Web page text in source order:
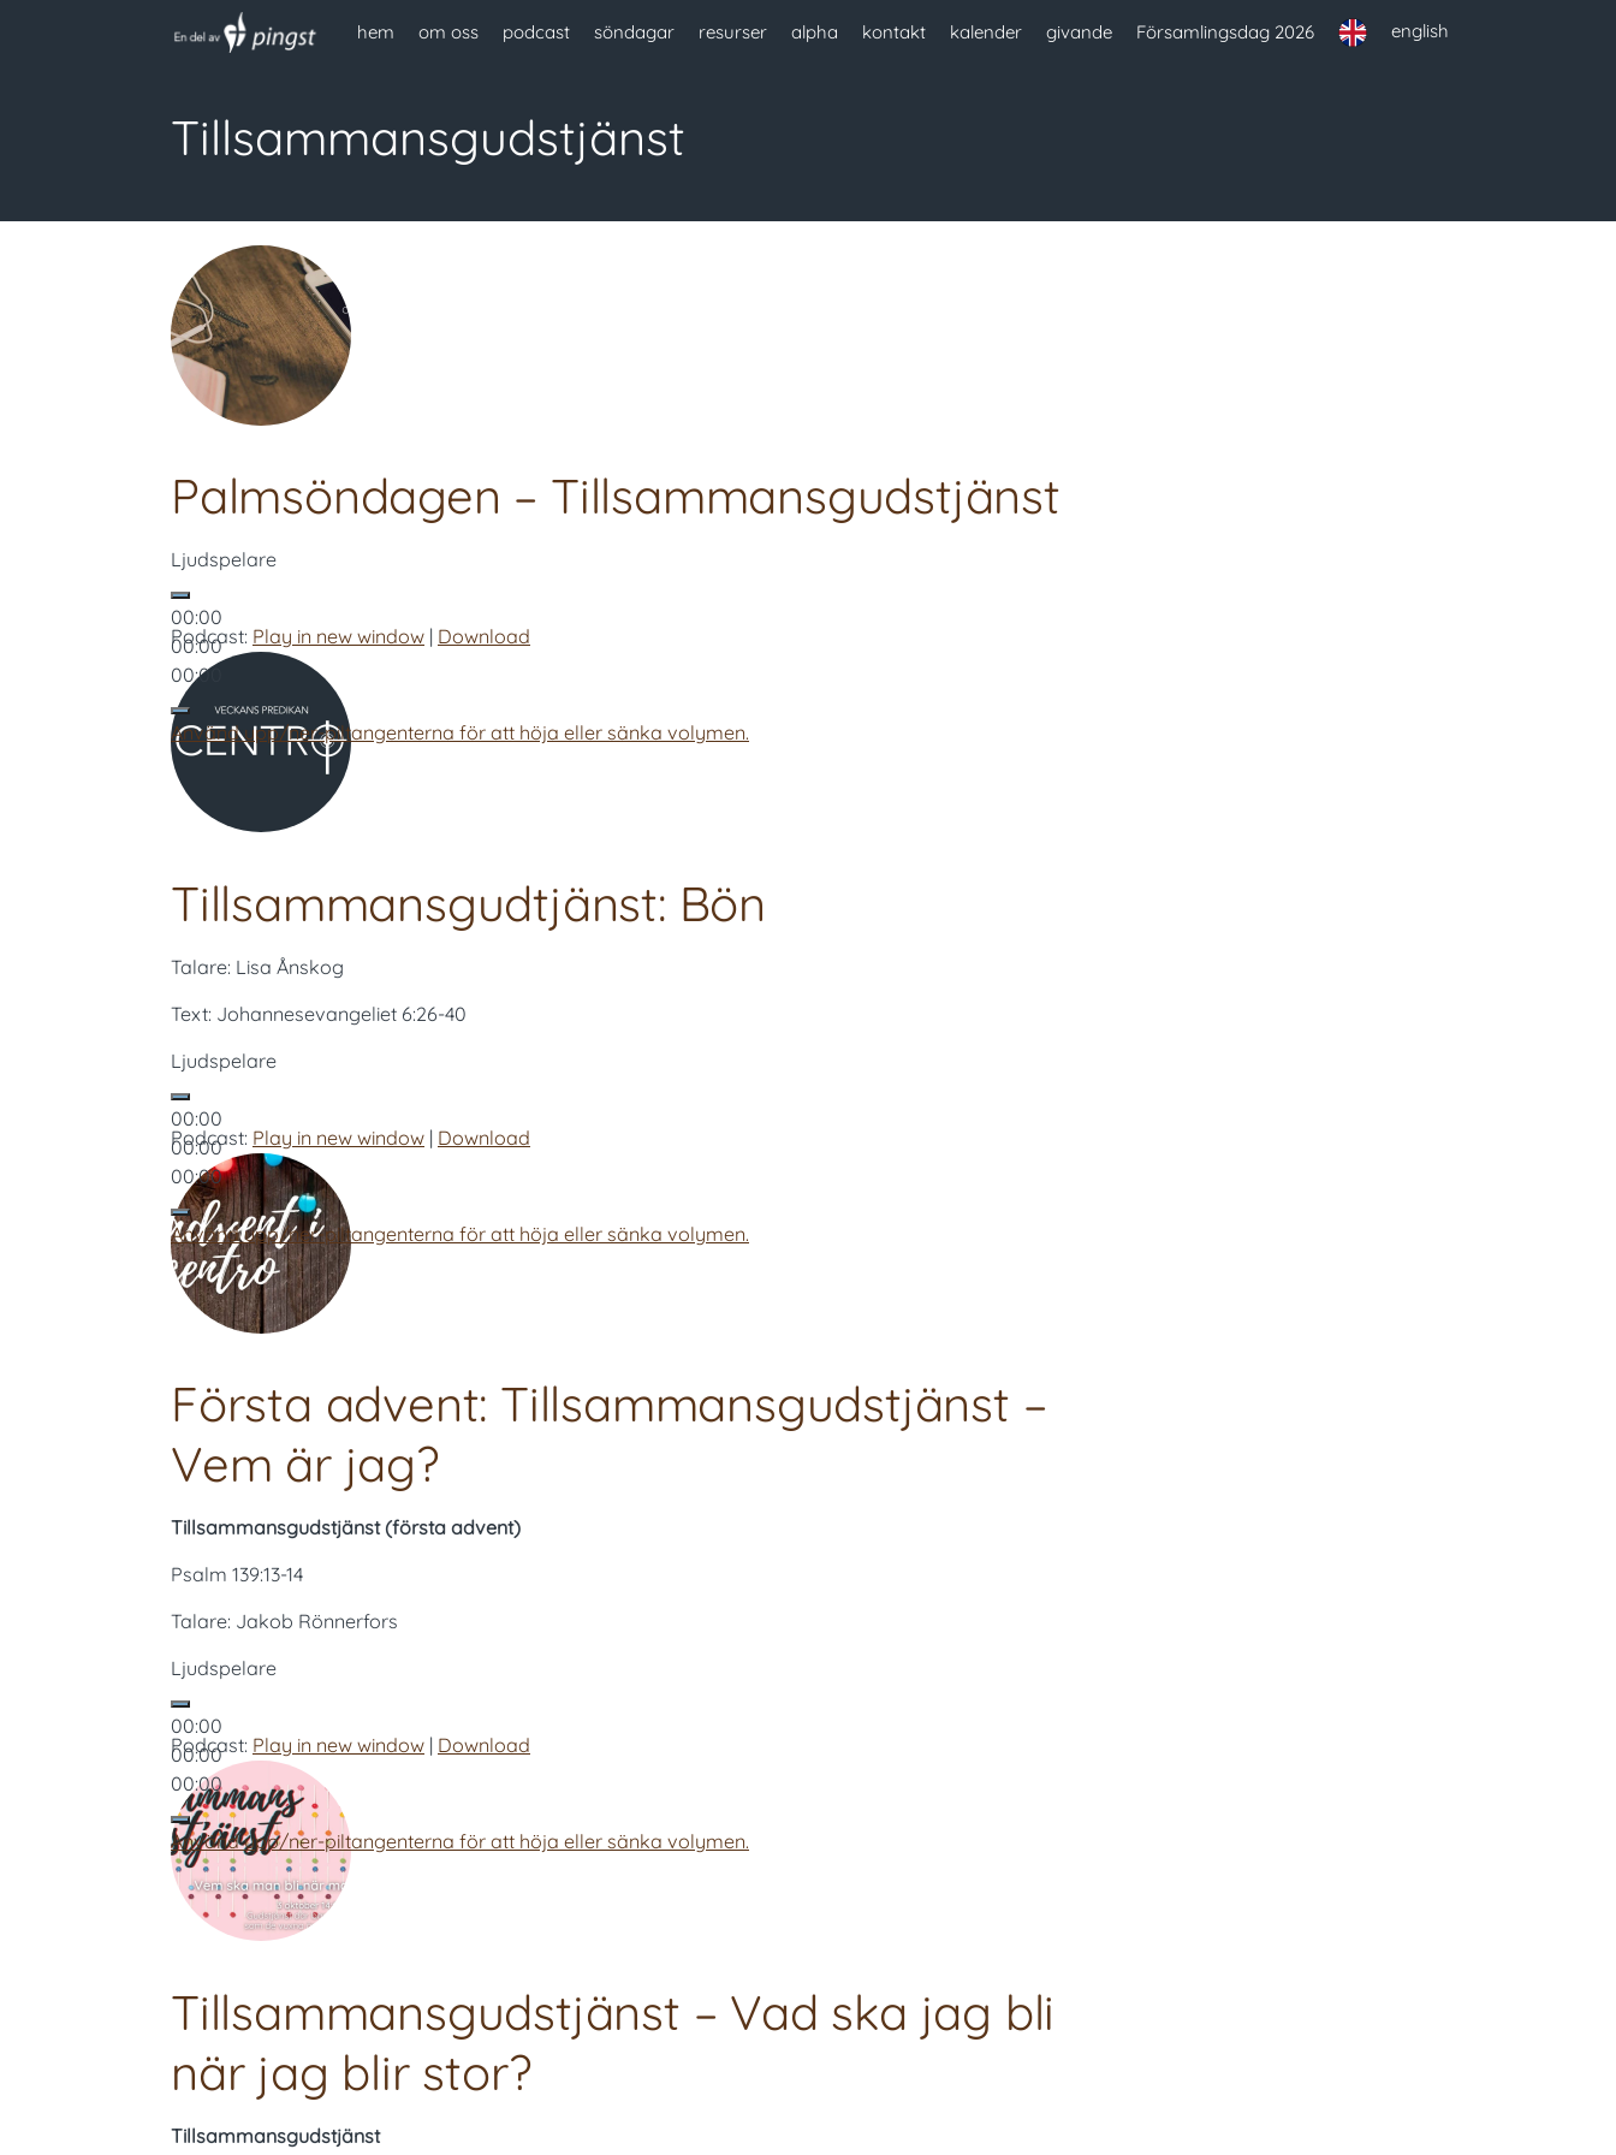
hem om oss podcast söndagar resurser alpha kontakt kalender givande Församlingsdag 2026 english
Tillsammansgudstjänst
Palmsöndagen – Tillsammansgudstjänst
Ljudspelare
00:00
00:00
00:00
Använd upp/ner-piltangenterna för att höja eller sänka volymen.
Podcast: Play in new window | Download
Tillsammansgudtjänst: Bön
Talare: Lisa Ånskog
Text: Johannesevangeliet 6:26-40
Ljudspelare
00:00
00:00
00:00
Använd upp/ner-piltangenterna för att höja eller sänka volymen.
Podcast: Play in new window | Download
Första advent: Tillsammansgudstjänst –
Vem är jag?
Tillsammansgudstjänst (första advent)
Psalm 139:13-14
Talare: Jakob Rönnerfors
Ljudspelare
00:00
00:00
00:00
Använd upp/ner-piltangenterna för att höja eller sänka volymen.
Podcast: Play in new window | Download
Tillsammansgudstjänst – Vad ska jag bli
när jag blir stor?
Tillsammansgudstjänst